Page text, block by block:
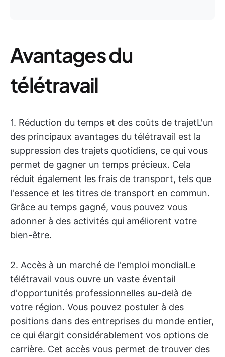
Avantages du
télétravail
1. Réduction du temps et des coûts de trajetL'un
des principaux avantages du télétravail est la
suppression des trajets quotidiens, ce qui vous
permet de gagner un temps précieux. Cela
réduit également les frais de transport, tels que
l'essence et les titres de transport en commun.
Grâce au temps gagné, vous pouvez vous
adonner à des activités qui améliorent votre
bien-être.
2. Accès à un marché de l'emploi mondialLe
télétravail vous ouvre un vaste éventail
d'opportunités professionnelles au-delà de
votre région. Vous pouvez postuler à des
positions dans des entreprises du monde entier,
ce qui élargit considérablement vos options de
carrière. Cet accès vous permet de trouver des